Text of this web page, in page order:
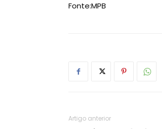
Fonte:MPB
Artigo anterior